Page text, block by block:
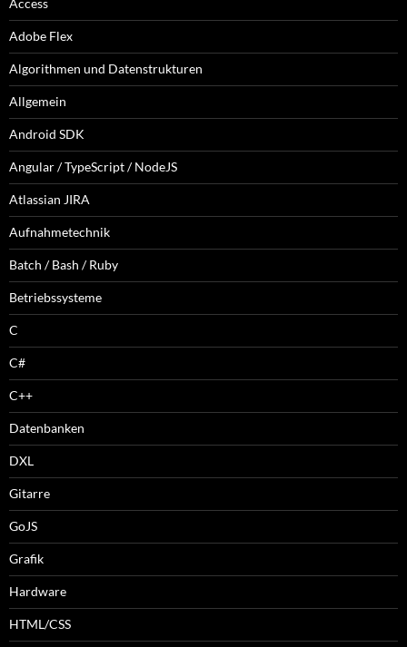
Access
Adobe Flex
Algorithmen und Datenstrukturen
Allgemein
Android SDK
Angular / TypeScript / NodeJS
Atlassian JIRA
Aufnahmetechnik
Batch / Bash / Ruby
Betriebssysteme
C
C#
C++
Datenbanken
DXL
Gitarre
GoJS
Grafik
Hardware
HTML/CSS